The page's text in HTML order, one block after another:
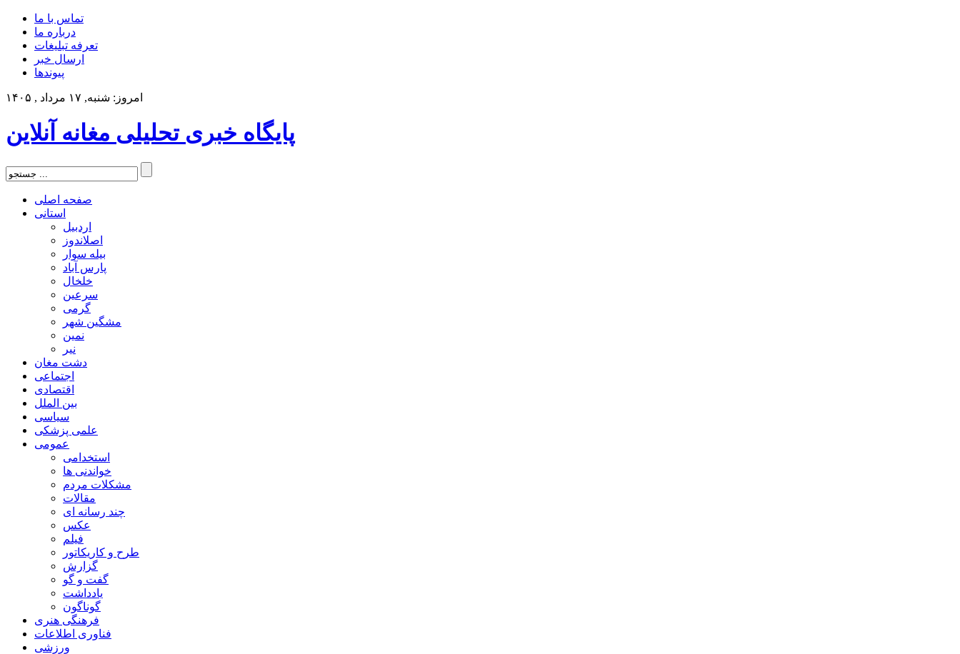
تماس با ما
درباره ما
تعرفه تبلیغات
ارسال خبر
پیوندها
امروز: شنبه, ۱۷ مرداد , ۱۴۰۵
پایگاه خبری تحلیلی مغانه آنلاین
صفحه اصلی
استانی
اردبیل
اصلاندوز
بیله سوار
پارس آباد
خلخال
سرعین
گرمی
مشگین شهر
نمین
نیر
دشت مغان
اجتماعی
اقتصادی
بین الملل
سیاسی
علمی پزشکی
عمومی
استخدامی
خواندنی ها
مشکلات مردم
مقالات
چند رسانه ای
عکس
فیلم
طرح و کاریکاتور
گزارش
گفت و گو
یادداشت
گوناگون
فرهنگی هنری
فناوری اطلاعات
ورزشی